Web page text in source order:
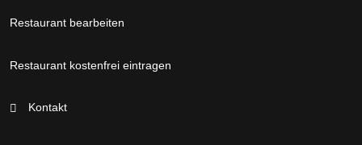
Restaurant bearbeiten
Restaurant kostenfrei eintragen
Kontakt